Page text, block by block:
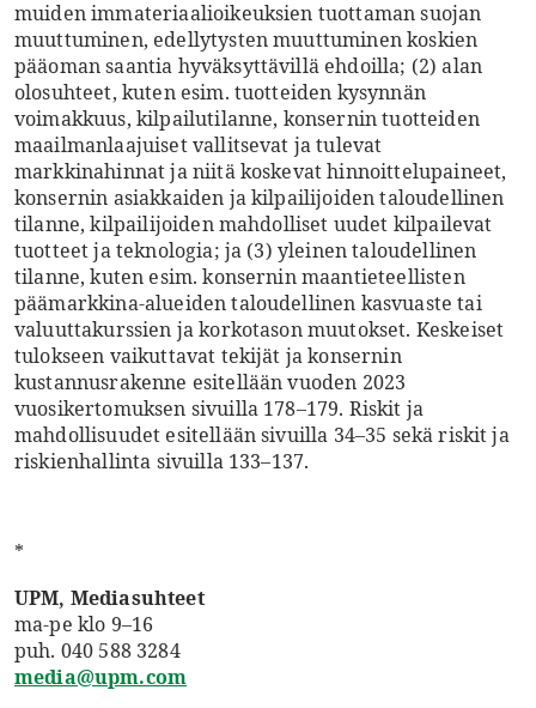
muiden immateriaalioikeuksien tuottaman suojan
muuttuminen, edellytysten muuttuminen koskien
pääoman saantia hyväksyttävillä ehdoilla; (2) alan
olosuhteet, kuten esim. tuotteiden kysynnän
voimakkuus, kilpailutilanne, konsernin tuotteiden
maailmanlaajuiset vallitsevat ja tulevat
markkinahinnat ja niitä koskevat hinnoittelupaineet,
konsernin asiakkaiden ja kilpailijoiden taloudellinen
tilanne, kilpailijoiden mahdolliset uudet kilpailevat
tuotteet ja teknologia; ja (3) yleinen taloudellinen
tilanne, kuten esim. konsernin maantieteellisten
päämarkkina-alueiden taloudellinen kasvuaste tai
valuuttakurssien ja korkotason muutokset. Keskeiset
tulokseen vaikuttavat tekijät ja konsernin
kustannusrakenne esitellään vuoden 2023
vuosikertomuksen sivuilla 178–179. Riskit ja
mahdollisuudet esitellään sivuilla 34–35 sekä riskit ja
riskienhallinta sivuilla 133–137.
*
UPM, Mediasuhteet
ma-pe klo 9–16
puh. 040 588 3284
media@upm.com